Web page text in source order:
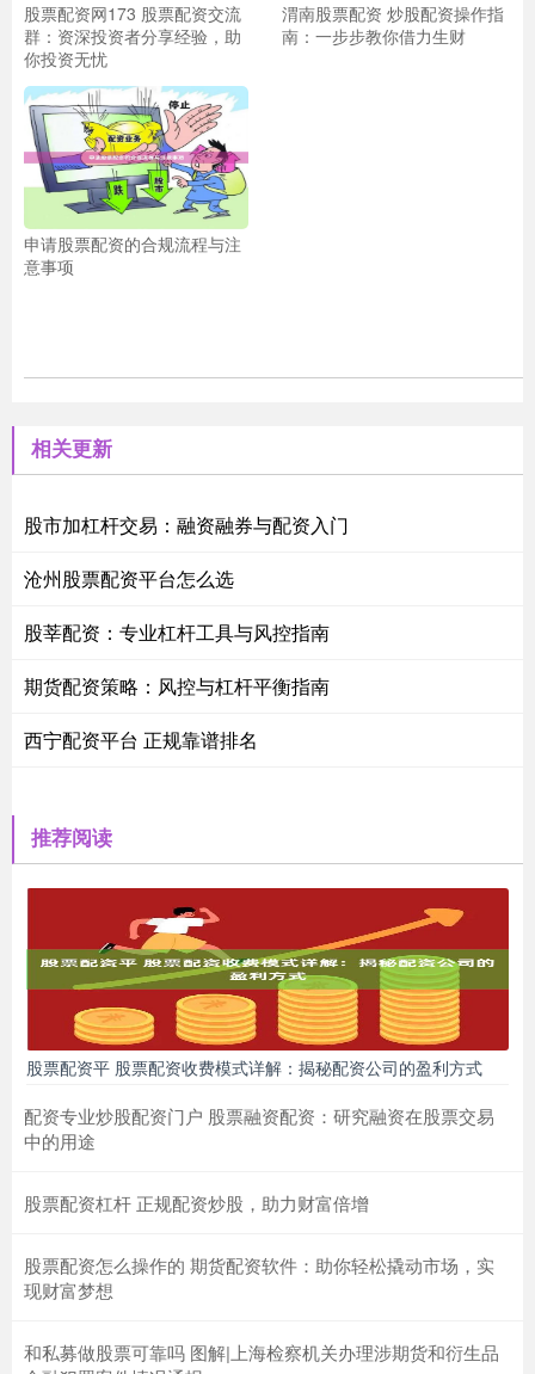
股票配资网173 股票配资交流
群：资深投资者分享经验，助
你投资无忧
渭南股票配资 炒股配资操作指
南：一步步教你借力生财
申请股票配资的合规流程与注
意事项
相关更新
股市加杠杆交易：融资融券与配资入门
沧州股票配资平台怎么选
股莘配资：专业杠杆工具与风控指南
期货配资策略：风控与杠杆平衡指南
西宁配资平台 正规靠谱排名
推荐阅读
股票配资平 股票配资收费模式详解：揭秘配资公司的盈利方式
配资专业炒股配资门户 股票融资配资：研究融资在股票交易
中的用途
股票配资杠杆 正规配资炒股，助力财富倍增
股票配资怎么操作的 期货配资软件：助你轻松撬动市场，实
现财富梦想
和私募做股票可靠吗 图解|上海检察机关办理涉期货和衍生品